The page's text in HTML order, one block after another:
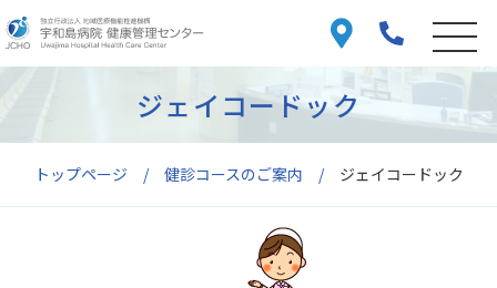
トップページ 健診コースのご案内 ジェイコードック
ジェイコードック